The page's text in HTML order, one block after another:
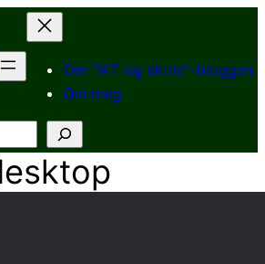
Om “IKT og skole”-bloggen
Om meg